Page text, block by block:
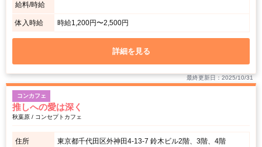
給料/時給
体入時給 時給1,200円〜2,500円
詳細を見る
最終更新日：2025/10/31
コンカフェ
推しへの愛は深く
秋葉原 / コンセプトカフェ
住所 東京都千代田区外神田4-13-7 鈴木ビル2階、3階、4階